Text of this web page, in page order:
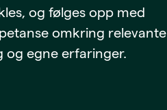
og følges opp med
omkring relevante
og egne erfaringer.